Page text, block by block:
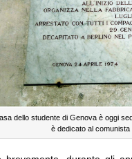
dello studente di Genova è oggi
è dedicato al